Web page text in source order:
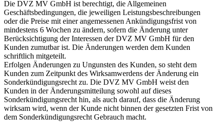
Die DVZ MV GmbH ist berechtigt, die Allgemeinen
Geschäftsbedingungen, die jeweiligen Leistungsbeschreibungen
oder die Preise mit einer angemessenen Ankündigungsfrist von
mindestens 6 Wochen zu ändern, sofern die Änderung unter
Berücksichtigung der Interessen der DVZ MV GmbH für den
Kunden zumutbar ist. Die Änderungen werden dem Kunden
schriftlich mitgeteilt.
Erfolgen Änderungen zu Ungunsten des Kunden, so steht dem
Kunden zum Zeitpunkt des Wirksamwerdens der Änderung ein
Sonderkündigungsrecht zu. Die DVZ MV GmbH weist den
Kunden in der Änderungsmitteilung sowohl auf dieses
Sonderkündigungsrecht hin, als auch darauf, dass die Änderung
wirksam wird, wenn der Kunde nicht binnen der gesetzten Frist von
dem Sonderkündigungsrecht Gebrauch macht.